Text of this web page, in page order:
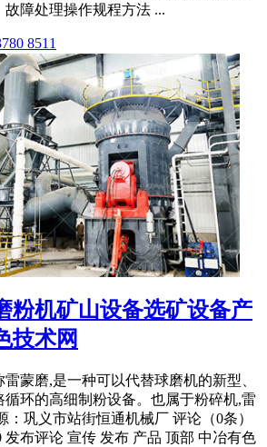
障处理操作规程方法 ...
8511
粉机矿山设备选矿设备产
技术网
蒙磨,是一种可以代替球磨机的新型、
循环的高细制粉设备。也属于粉碎机,雷
：巩义市站街恒通机械厂 评论（0条）
发布评论 宣传 发布 产品 顶部 中冶有色